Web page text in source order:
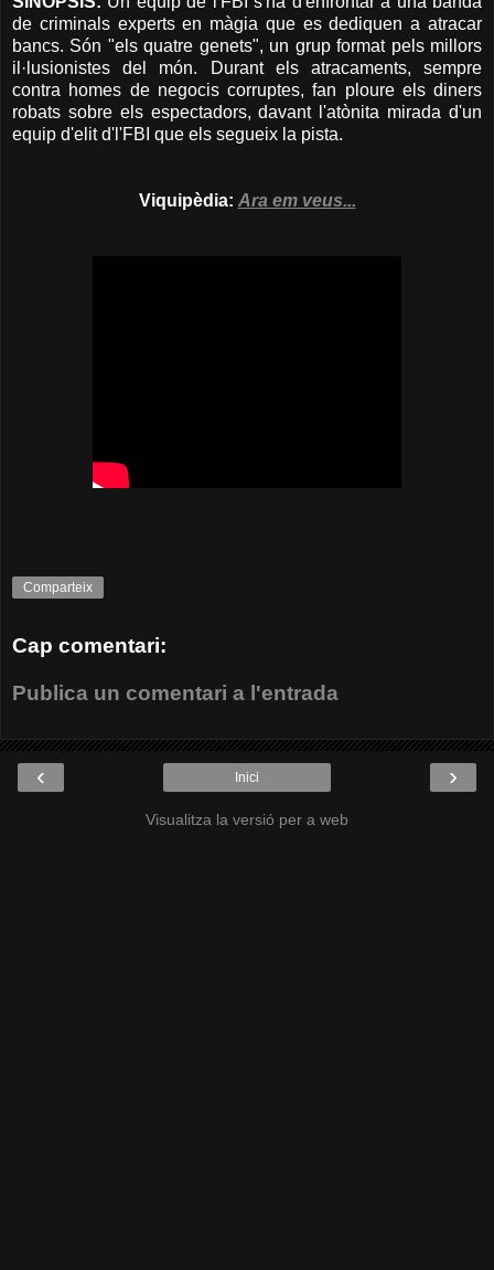
de criminals experts en màgia que es dediquen a atracar
bancs. Són "els quatre genets", un grup format pels millors
il·lusionistes del món. Durant els atracaments, sempre
contra homes de negocis corruptes, fan ploure els diners
robats sobre els espectadors, davant l'atònita mirada d'un
equip d'elit d'l'FBI que els segueix la pista.
Viquipèdia: Ara em veus...
Comparteix
Cap comentari:
Publica un comentari a l'entrada
‹ ›
Inici
Visualitza la versió per a web